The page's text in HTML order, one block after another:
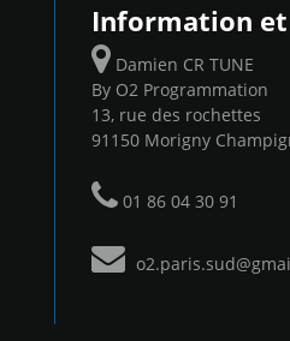
Information
Damien CR TUNE
By O2 Programmation
13, rue des rochettes
91150 Morigny
01 86 04 30 91